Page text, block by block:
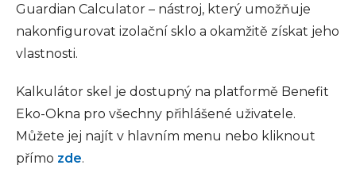
Guardian Calculator – nástroj, který umožňuje
nakonfigurovat izolační sklo a okamžitě získat jeho
vlastnosti.
Kalkulátor skel je dostupný na platformě Benefit
Eko-Okna pro všechny přihlášené uživatele.
Můžete jej najít v hlavním menu nebo kliknout
přímo zde.